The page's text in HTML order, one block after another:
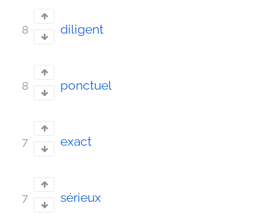
8 diligent
8 ponctuel
7 exact
7 sérieux